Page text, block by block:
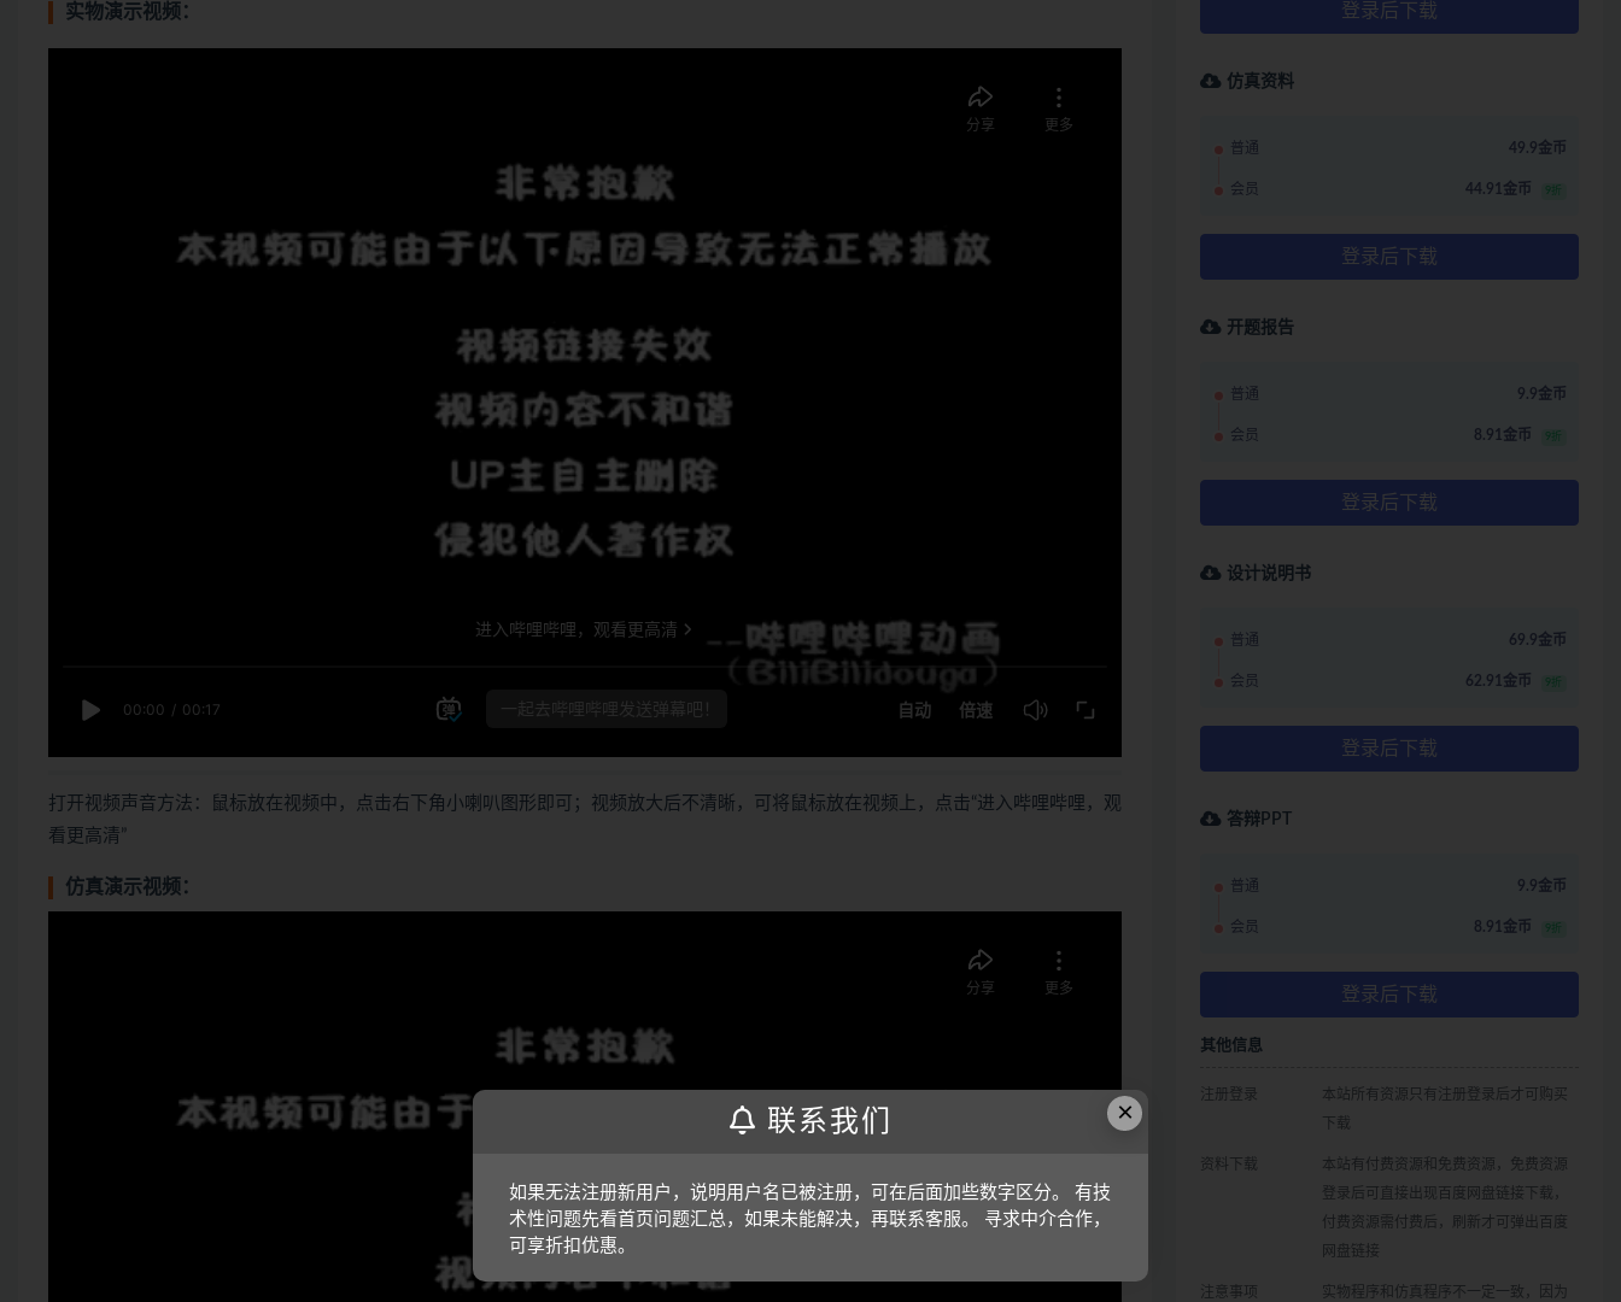
实物演示视频：
打开视频声音方法：鼠标放在视频中，点击右下角小喇叭图形即可；视频放大后不清晰，可将鼠标放在视频上，点击“进入哔哩哔哩，观
看更高清”
仿真演示视频：
登录后下载
仿真资料
普通 49.9金币
会员 44.91金币 9折
登录后下载
开题报告
普通 9.9金币
会员 8.91金币 9折
登录后下载
设计说明书
普通 69.9金币
会员 62.91金币 9折
登录后下载
答辩PPT
普通 9.9金币
会员 8.91金币 9折
登录后下载
其他信息
注册登录
本站所有资源只有注册登录后才可购买
下载
资料下载
本站有付费资源和免费资源，免费资源
登录后可直接出现百度网盘链接下载，
付费资源需付费后，刷新才可弹出百度
网盘链接
注意事项
实物程序和仿真程序不一定一致，因为
×
联系我们
如果无法注册新用户，说明用户名已被注册，可在后面加些数字区分。 有技
术性问题先看首页问题汇总，如果未能解决，再联系客服。 寻求中介合作，
可享折扣优惠。